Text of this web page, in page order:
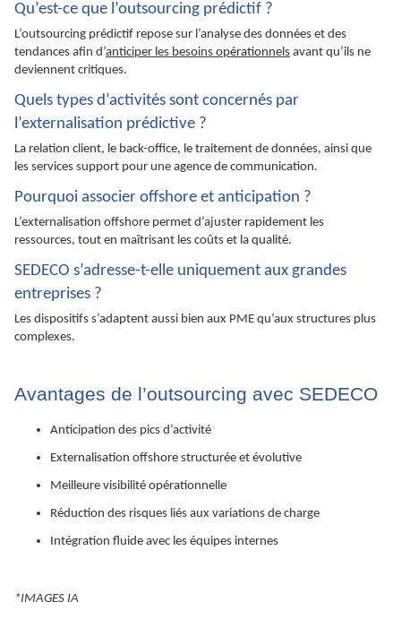
Qu’est-ce que l’outsourcing prédictif ?
L’outsourcing prédictif repose sur l’analyse des données et des
tendances afin d’anticiper les besoins opérationnels avant qu’ils ne
deviennent critiques.
Quels types d’activités sont concernés par
l’externalisation prédictive ?
La relation client, le back-office, le traitement de données, ainsi que
les services support pour une agence de communication.
Pourquoi associer offshore et anticipation ?
L’externalisation offshore permet d’ajuster rapidement les
ressources, tout en maîtrisant les coûts et la qualité.
SEDECO s’adresse-t-elle uniquement aux grandes
entreprises ?
Les dispositifs s’adaptent aussi bien aux PME qu’aux structures plus
complexes.
Avantages de l’outsourcing avec SEDECO
Anticipation des pics d’activité
Externalisation offshore structurée et évolutive
Meilleure visibilité opérationnelle
Réduction des risques liés aux variations de charge
Intégration fluide avec les équipes internes
*IMAGES IA